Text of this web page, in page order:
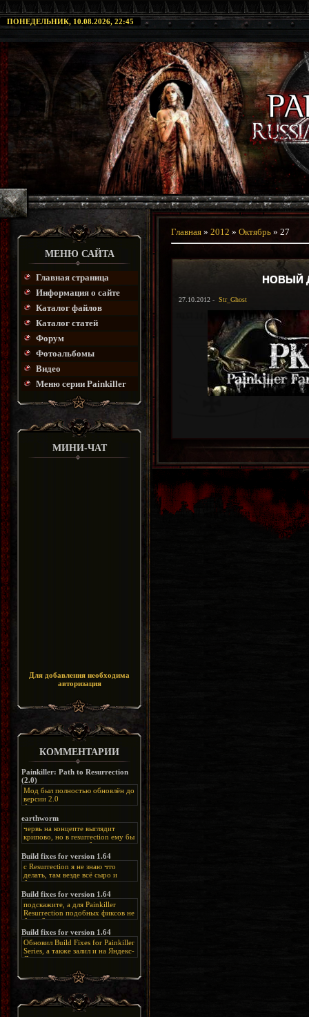
ПОНЕДЕЛЬНИК, 10.08.2026, 22:45
МЕНЮ САЙТА
Главная страница
Информация о сайте
Каталог файлов
Каталог статей
Форум
Фотоальбомы
Видео
Меню серии Painkiller
МИНИ-ЧАТ
Для добавления необходима
авторизация
КОММЕНТАРИИ
Painkiller: Path to Resurrection
(2.0)
Мод был полностью обновлён до
версии 2.0
Альтернативная
ссылка:
FzzDkRlC8Q
earthworm
червь на концепте выглядит
крипово, но в resurrection ему бы
нашлось место, особенно в
каких-нибудь подземных
катакомбах. жаль, что половину
задумок там вырезали, зато и
рпгшности меньше. build fixes
спасибо что перезалили на
яндекс. а вот в комментах на
сайте у меня пару раз вылезала
левая вставка
https://uzbekmelbet.com/ru/
дико отвлекает от обсуждения
скринов.
Build fixes for version 1.64
с Resurrection я не знаю что
делать, там везде всё сыро и
баговано, от чего и заниматься
этим не хочется, тут либо играть
как есть или искать патчи для
этого дополнения на moddb,
либо же на крайняк играть мод
Resurrection, но настолько что не
особо уже и узнаётся
Build fixes for version 1.64
подскажите, а для Painkiller
Resurrection подобных фиксов не
будет?
Build fixes for version 1.64
Обновил Build Fixes for Painkiller
Series, а также залил и на Яндекс-
Диск
https://disk.yandex.ru/d/_zvZekuO5FTd3Q
Главная » 2012 » Октябрь » 27
НОВЫЙ
27.10.2012 - Str_Ghost